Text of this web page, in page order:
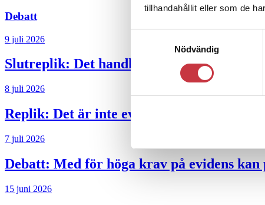
tillhandahållit eller som de
Nödvändig
Debatt
9 juli 2026
Slutreplik: Det handlar om
8 juli 2026
Replik: Det är inte evidenskrav som
7 juli 2026
Debatt: Med för höga krav på evidens
15 juni 2026